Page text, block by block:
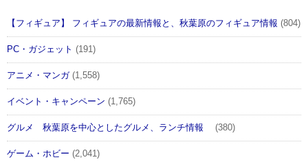
【フィギュア】 フィギュアの最新情報と、秋葉原のフィギュア情報 (804)
PC・ガジェット (191)
アニメ・マンガ(1,558)
イベント・キャンペーン (1,765)
グルメ 秋葉原を中心としたグルメ、ランチ情報 (380)
ゲーム・ホビー (2,041)